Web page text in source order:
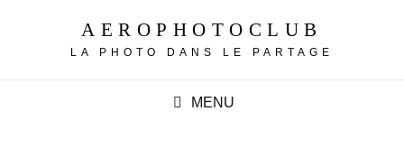
AEROPHOTOCLUB
LA PHOTO DANS LE PARTAGE
MENU